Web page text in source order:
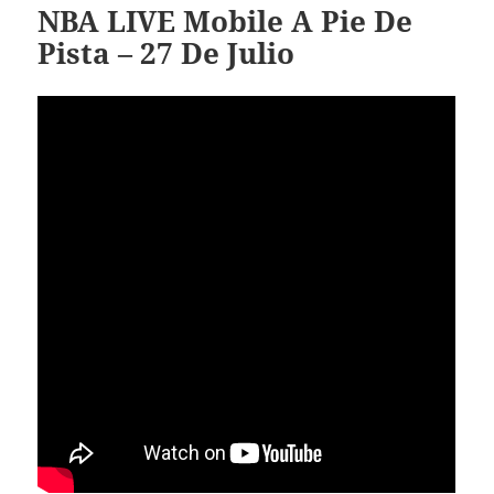
NBA LIVE Mobile A Pie De
Pista – 27 De Julio